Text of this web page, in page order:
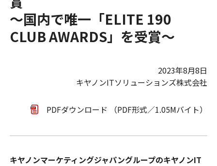
～国内で唯一「ELITE 190
CLUB AWARDS」を受賞～
2023年8月8日
キヤノンITソリューションズ株式会社
PDFダウンロード （PDF形式／1.05Mバイト）
キヤノンマーケティングジャパングループのキヤノンIT